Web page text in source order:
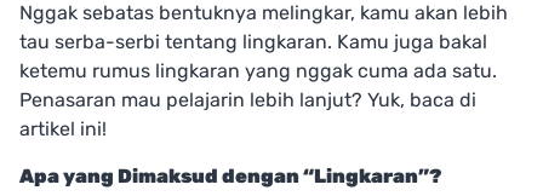
Nggak sebatas bentuknya melingkar, kamu akan lebih
tau serba-serbi tentang lingkaran. Kamu juga bakal
ketemu rumus lingkaran yang nggak cuma ada satu.
Penasaran mau pelajarin lebih lanjut? Yuk, baca di
artikel ini!
Apa yang Dimaksud dengan “Lingkaran”?